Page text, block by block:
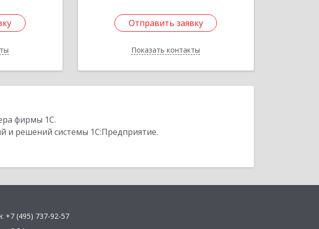
Отправить заявку
Показать контакты
Отправить заявку
Назад
фирмы 1С.
и решений системы 1С:Предприятие.
+7 (495) 737-92-57